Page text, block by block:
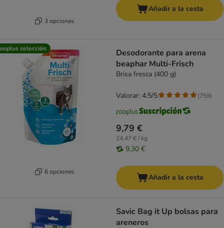
3 opciones
Añadir a la cesta
selección
6 opciones
Desodorante para arena
beaphar Multi-Frisch
Brisa fresca (400 g)
9,79 €
24,47 € / kg
9,30 €
Valorar: 4.5/5 (759)
Añadir a la cesta
Savic Bag it Up bolsas para
areneros